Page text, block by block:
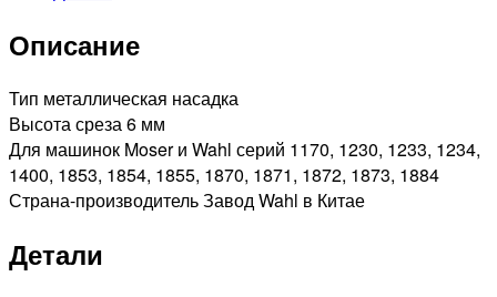
для
Moser
и
Wahl
Описание
Тип металлическая насадка
Высота среза 6 мм
Для машинок Moser и Wahl серий 1170, 1230, 1233, 1234,
1400, 1853, 1854, 1855, 1870, 1871, 1872, 1873, 1884
Страна-производитель Завод Wahl в Китае
Детали